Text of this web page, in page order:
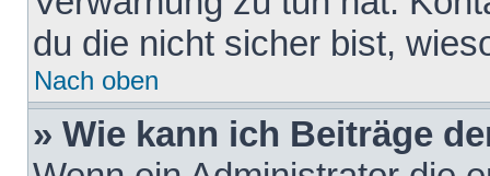
du die nicht sicher bist,
Nach oben
» Wie kann ich Beiträge